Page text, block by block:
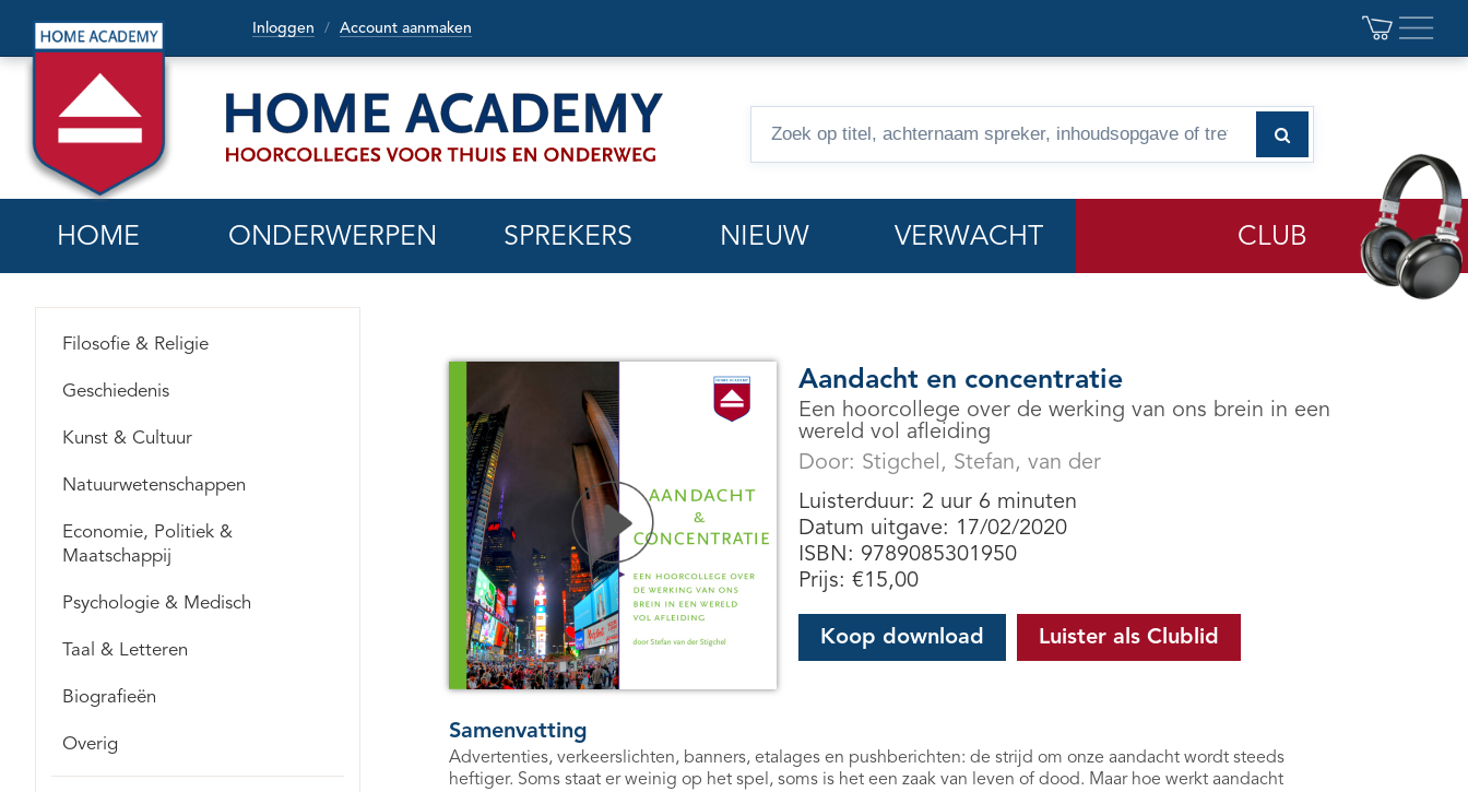
Inloggen / Account aanmaken
HOME ONDERWERPEN SPREKERS NIEUW VERWACHT CLUB
Filosofie & Religie
Geschiedenis
Kunst & Cultuur
Natuurwetenschappen
Economie, Politiek &
Maatschappij
Psychologie & Medisch
Taal & Letteren
Biografieën
Overig
Aandacht en concentratie
Een hoorcollege over de werking van ons brein in een
wereld vol afleiding
Door: Stigchel, Stefan, van der
Luisterduur: 2 uur 6 minuten
Datum uitgave: 17/02/2020
ISBN: 9789085301950
Prijs: €15,00
Koop download Luister als Clublid
Samenvatting
Advertenties, verkeerslichten, banners, etalages en pushberichten: de strijd om onze aandacht wordt steeds
heftiger. Soms staat er weinig op het spel, soms is het een zaak van leven of dood. Maar hoe werkt aandacht